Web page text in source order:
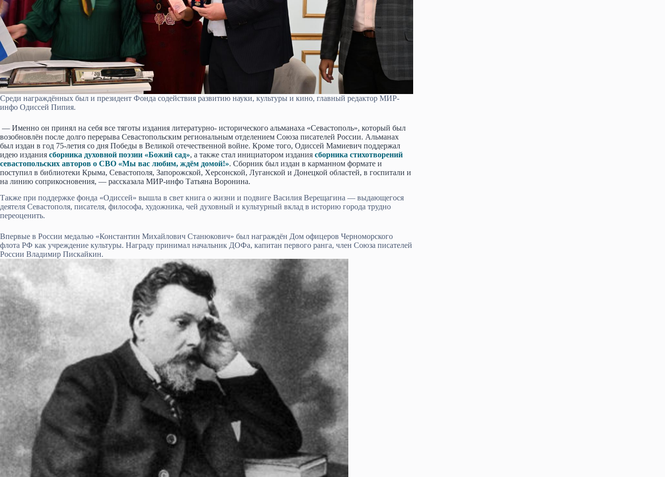
Среди награждённых был и президент Фонда содействия развитию науки, культуры и кино, главный редактор МИР-
инфо Одиссей Пипия.
— Именно он принял на себя все тяготы издания литературно- исторического альманаха «Севастополь», который был
возобновлён после долго перерыва Севастопольским региональным отделением Союза писателей России. Альманах
был издан в год 75-летия со дня Победы в Великой отечественной войне. Кроме того, Одиссей Мамиевич поддержал
идею издания сборника духовной поэзии «Божий сад», а также стал инициатором издания сборника стихотворений
севастопольских авторов о СВО «Мы вас любим, ждём домой!». Сборник был издан в карманном формате и
поступил в библиотеки Крыма, Севастополя, Запорожской, Херсонской, Луганской и Донецкой областей, в госпитали и
на линию соприкосновения, — рассказала МИР-инфо Татьяна Воронина.
Также при поддержке фонда «Одиссей» вышла в свет книга о жизни и подвиге Василия Верещагина — выдающегося
деятеля Севастополя, писателя, философа, художника, чей духовный и культурный вклад в историю города трудно
переоценить.
Впервые в России медалью «Константин Михайлович Станюкович» был награждён Дом офицеров Черноморского
флота РФ как учреждение культуры. Награду принимал начальник ДОФа, капитан первого ранга, член Союза писателей
России Владимир Пискайкин.